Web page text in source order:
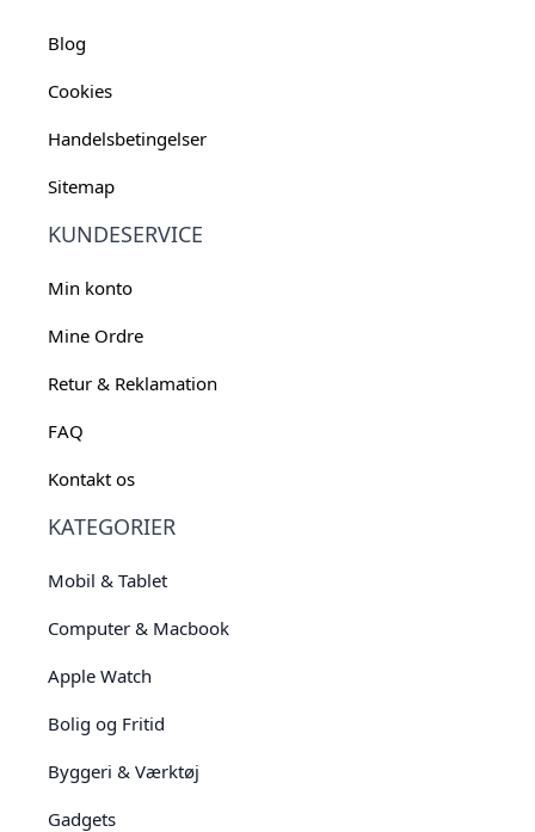
Blog
Cookies
Handelsbetingelser
Sitemap
KUNDESERVICE
Min konto
Mine Ordre
Retur & Reklamation
FAQ
Kontakt os
KATEGORIER
Mobil & Tablet
Computer & Macbook
Apple Watch
Bolig og Fritid
Byggeri & Værktøj
Gadgets